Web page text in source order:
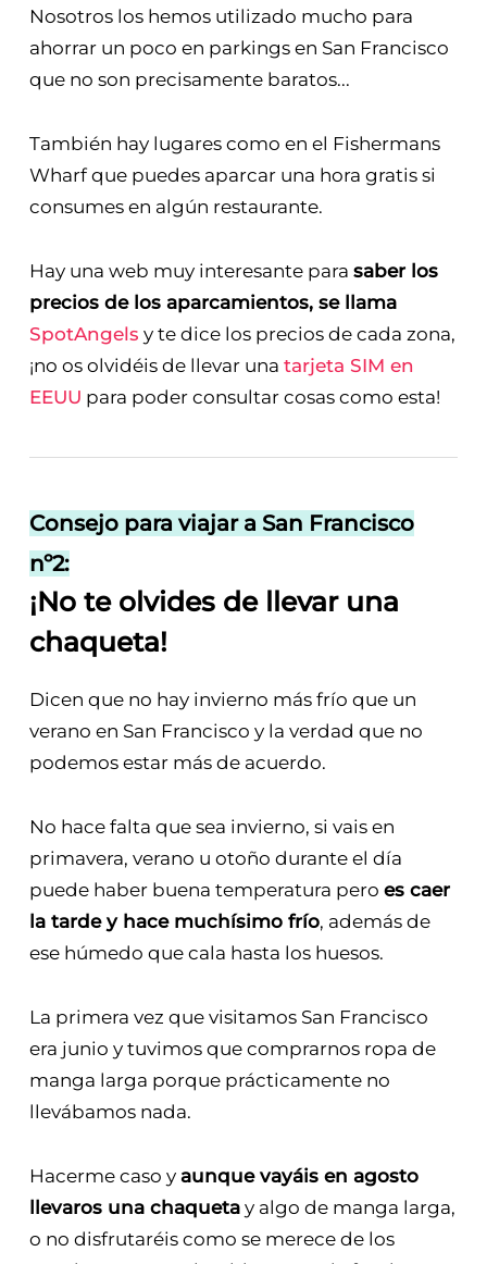
Nosotros los hemos utilizado mucho para
ahorrar un poco en parkings en San Francisco
que no son precisamente baratos...
También hay lugares como en el Fishermans
Wharf que puedes aparcar una hora gratis si
consumes en algún restaurante.
Hay una web muy interesante para saber los
precios de los aparcamientos, se llama
SpotAngels y te dice los precios de cada zona,
¡no os olvidéis de llevar una tarjeta SIM en
EEUU para poder consultar cosas como esta!
Consejo para viajar a San Francisco
nº2:
¡No te olvides de llevar una
chaqueta!
Dicen que no hay invierno más frío que un
verano en San Francisco y la verdad que no
podemos estar más de acuerdo.
No hace falta que sea invierno, si vais en
primavera, verano u otoño durante el día
puede haber buena temperatura pero es caer
la tarde y hace muchísimo frío, además de
ese húmedo que cala hasta los huesos.
La primera vez que visitamos San Francisco
era junio y tuvimos que comprarnos ropa de
manga larga porque prácticamente no
llevábamos nada.
Hacerme caso y aunque vayáis en agosto
llevaros una chaquetay algo de manga larga,
o no disfrutaréis como se merece de los